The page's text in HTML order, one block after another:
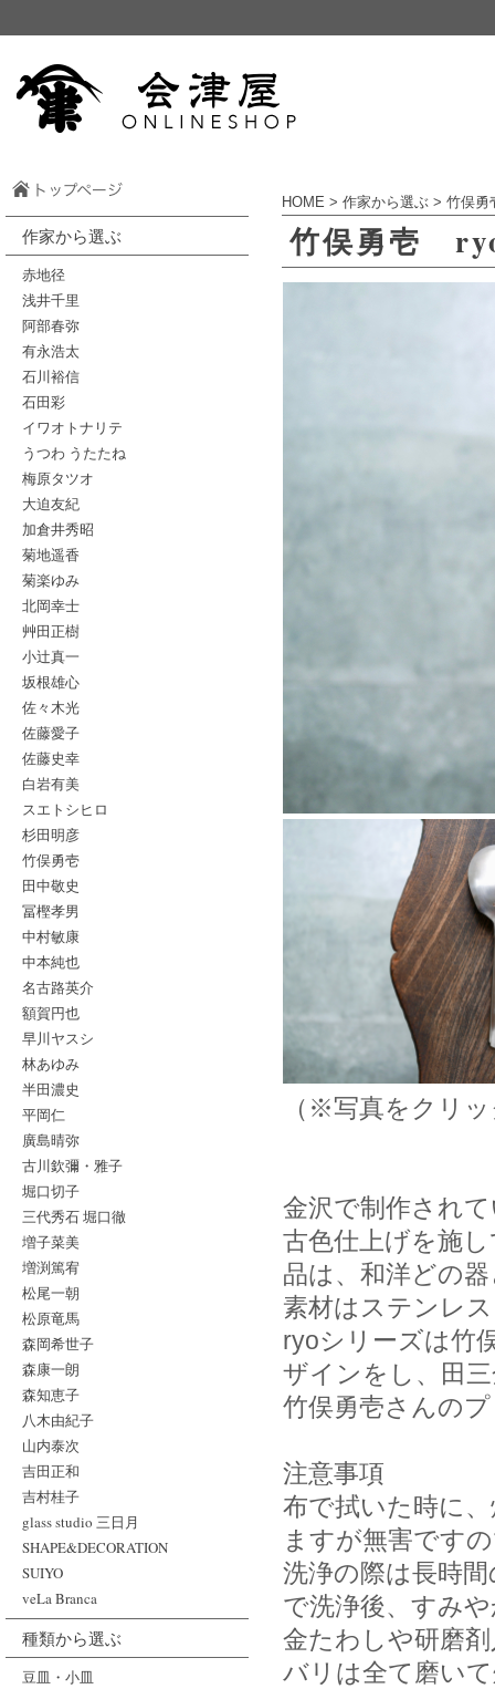
作家から選ぶ
赤地径
浅井千里
阿部春弥
有永浩太
石川裕信
石田彩
イワオトナリテ
うつわ うたたね
梅原タツオ
大迫友紀
加倉井秀昭
菊地遥香
菊楽ゆみ
北岡幸士
艸田正樹
小辻真一
坂根雄心
佐々木光
佐藤愛子
佐藤史幸
白岩有美
スエトシヒロ
杉田明彦
竹俣勇壱
田中敬史
冨樫孝男
中村敏康
中本純也
名古路英介
額賀円也
早川ヤスシ
林あゆみ
半田濃史
平岡仁
廣島晴弥
古川欽彌・雅子
堀口切子
三代秀石 堀口徹
増子菜美
増渕篤宥
松尾一朝
松原竜馬
森岡希世子
森康一朗
森知恵子
八木由紀子
山内泰次
吉田正和
吉村桂子
glass studio 三日月
SHAPE&DECORATION
SUIYO
veLa Branca
種類から選ぶ
豆皿・小皿
HOME > 作家から選ぶ > 竹俣勇
竹俣勇壱
（※写真をクリ
金沢で制作され
古色仕上げを施
品は、和洋どの
素材はステンレ
ryoシリーズは竹
ザインをし、田
竹俣勇壱さんの
注意事項
布で拭いた時に
ますが無害です
洗浄の際は長時
で洗浄後、すみ
金たわしや研磨
バリは全て磨い